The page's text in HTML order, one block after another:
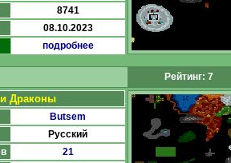
8741
08.10.2023
подробнее
Рейтинг: 7
Драконы
Butsem
Русский
21